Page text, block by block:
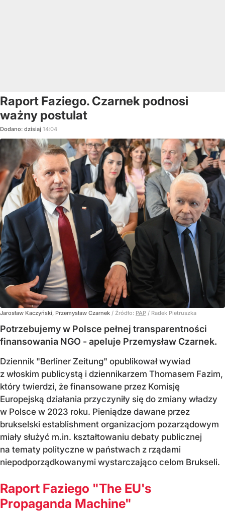
Raport Faziego. Czarnek podnosi
ważny postulat
Dodano: dzisiaj 14:04
Jarosław Kaczyński, Przemysław Czarnek / Źródło: PAP / Radek Pietruszka
Potrzebujemy w Polsce pełnej transparentności
finansowania NGO - apeluje Przemysław Czarnek.
Dziennik "Berliner Zeitung" opublikował wywiad
z włoskim publicystą i dziennikarzem Thomasem Fazim,
który twierdzi, że finansowane przez Komisję
Europejską działania przyczyniły się do zmiany władzy
w Polsce w 2023 roku. Pieniądze dawane przez
brukselski establishment organizacjom pozarządowym
miały służyć m.in. kształtowaniu debaty publicznej
na tematy polityczne w państwach z rządami
niepodporządkowanymi wystarczająco celom Brukseli.
Raport Faziego "The EU's
Propaganda Machine"